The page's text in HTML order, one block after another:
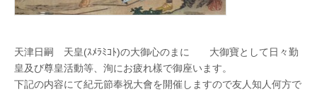
天津日嗣 天皇(ｽﾒﾗﾐｺﾄ)の大御心のまにゝゝ大御寶として日々勤
皇及び尊皇活動等、洵にお疲れ樣で御座います。
下記の内容にて紀元節奉祝大會を開催しますので友人知人何方で